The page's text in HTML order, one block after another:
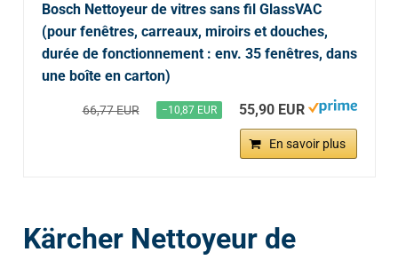
Bosch Nettoyeur de vitres sans fil GlassVAC
(pour fenêtres, carreaux, miroirs et douches,
durée de fonctionnement : env. 35 fenêtres, dans
une boîte en carton)
66,77 EUR −10,87 EUR 55,90 EUR
En savoir plus
Kärcher Nettoyeur de